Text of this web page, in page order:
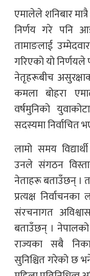
एमालेले शनिबार
निर्णय गरे पनि
तामाङलाई
गरिएको यो निर्णयले
नेतृहरूबीच
कमला बोहरा
वर्षमुनिको
सदस्यमा निर्वाचित
लामो समय
उनले संगठन
नेताहरू बताउँछन् ।
प्रत्यक्ष
संरचनागत
बताउँछन् ।
राज्यका सबै
सुनिश्चित गरेको छ